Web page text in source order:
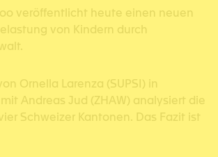
veröffentlicht heute einen neuen
von Kindern durch
Ornella Larenza (SUPSI) in
Andreas Jud (ZHAW) analysiert die
Schweizer Kantonen. Das Fazit ist